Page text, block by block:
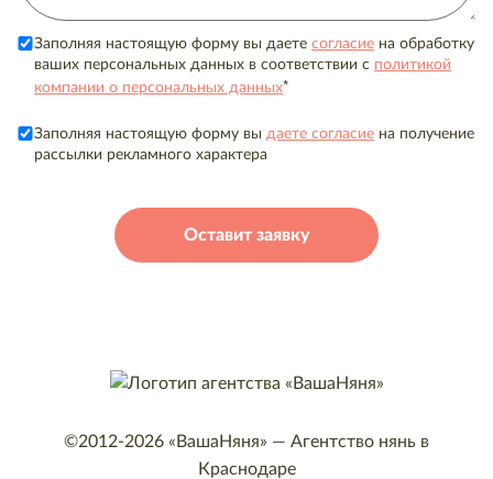
Заполняя настоящую форму вы даете согласие на обработку
ваших персональных данных в соответствии с политикой
компании о персональных данных*
Заполняя настоящую форму вы даете согласие на получение
рассылки рекламного характера
©2012-2026 «ВашаНяня» — Агентство нянь в
Краснодаре